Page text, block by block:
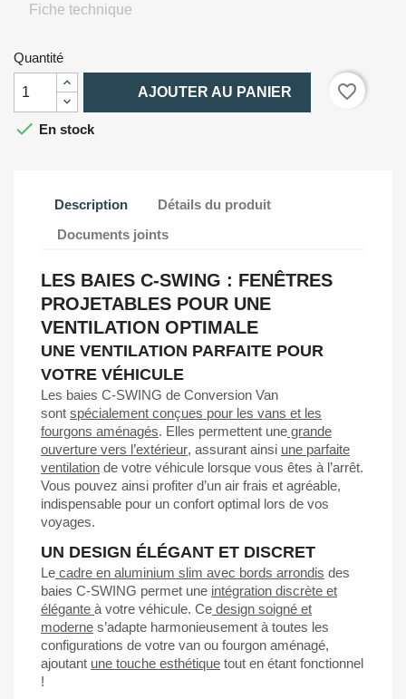
Fiche technique
Quantité
AJOUTER AU PANIER
favorite_border
 En stock
Description
Détails du produit
Documents joints
LES BAIES C-SWING : FENÊTRES
PROJETABLES POUR UNE
VENTILATION OPTIMALE
UNE VENTILATION PARFAITE POUR
VOTRE VÉHICULE
Les baies C-SWING de Conversion Van
sont spécialement conçues pour les vans et les
fourgons aménagés. Elles permettent une grande
ouverture vers l’extérieur, assurant ainsi une parfaite
ventilation de votre véhicule lorsque vous êtes à l’arrêt.
Vous pouvez ainsi profiter d’un air frais et agréable,
indispensable pour un confort optimal lors de vos
voyages.
UN DESIGN ÉLÉGANT ET DISCRET
Le cadre en aluminium slim avec bords arrondis des
baies C-SWING permet une intégration discrète et
élégante à votre véhicule. Ce design soigné et
moderne s’adapte harmonieusement à toutes les
configurations de votre van ou fourgon aménagé,
ajoutant une touche esthétique tout en étant fonctionnel
!